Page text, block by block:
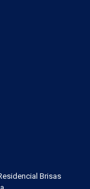
Brisas